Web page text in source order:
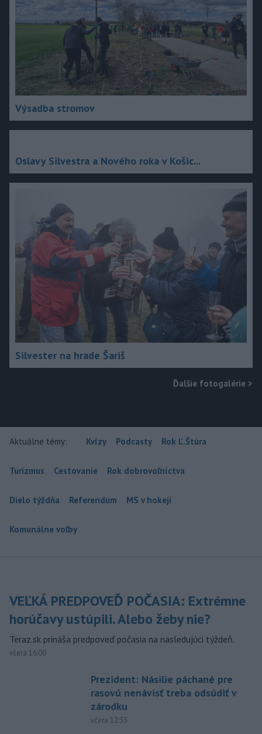
Výsadba stromov
Oslavy Silvestra a Nového roka v Košic...
Silvester na hrade Šariš
Ďalšie fotogalérie >
Aktuálne témy: Kvízy Podcasty Rok Ľ.Štúra
Turizmus Cestovanie Rok dobrovoľníctva
Dielo týždňa Referendum MS v hokeji
Komunálne voľby
VEĽKÁ PREDPOVEĎ POČASIA: Extrémne
horúčavy ustúpili. Alebo žeby nie?
Teraz.sk prináša predpoveď počasia na nasledujúci týždeň.
včera 16:00
Prezident: Násilie páchané pre
rasovú nenávisť treba odsúdiť v
zárodku
včera 12:33